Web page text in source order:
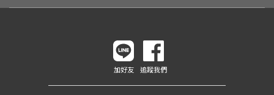
加好友 追蹤我們